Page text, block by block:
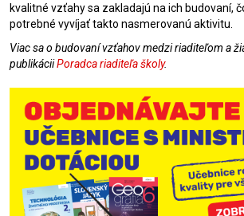
kvalitné vzťahy sa zakladajú na ich budovaní,
potrebné vyvíjať takto nasmerovanú aktivitu.
Viac sa o budovaní vzťahov medzi riaditeľom a
publikáciiPoradca riaditeľa školy.